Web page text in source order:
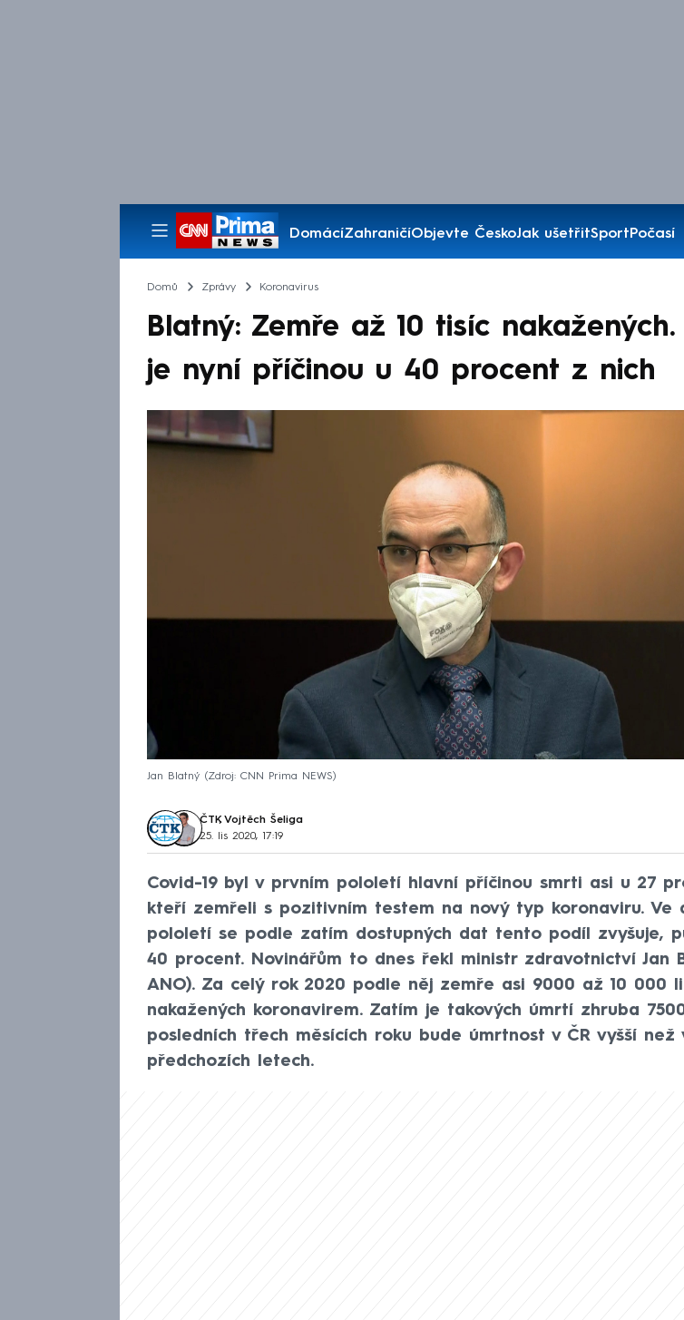
DomácíZahraničíObjevte ČeskoJak ušetřitSportPočasí
Pořady
Domů Zprávy Koronavirus
Blatný: Zemře až 10 tisíc nakažených.
je nyní příčinou u 40 procent z nich
Jan Blatný Zdroj: CNN Prima NEWS
ČTK, Vojtěch Šeliga
25. lis 2020, 17:19
Covid-19 byl v prvním pololetí hlavní příčinou smrti asi u 27
kteří zemřeli s pozitivním testem na nový typ koronaviru. Ve
pololetí se podle zatím dostupných dat tento podíl zvyšuje,
40 procent. Novinářům to dnes řekl ministr zdravotnictví Jan
ANO). Za celý rok 2020 podle něj zemře asi 9000 až 10 000
nakažených koronavirem. Zatím je takových úmrtí zhruba
posledních třech měsících roku bude úmrtnost v ČR vyšší než
předchozích letech.